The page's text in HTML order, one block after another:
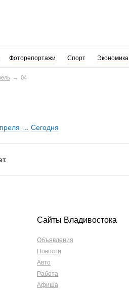
Фоторепортажи Спорт Экономика
04
Сегодня
Сайты Владивостока
Объявления
Новости
Авто
Работа
Афиша